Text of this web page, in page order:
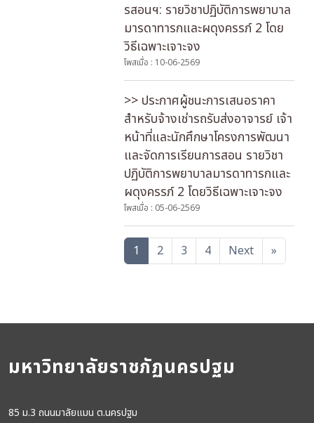
รสอนฯ: รายวิชาปฏิบัติการพยาบาล
มารดาทารกและผดุงครรภ์ 2 โดย
วิธีเฉพาะเจาะจง
โพสเมื่อ : 10-06-2569
>> ประกาศผู้ชนะการเสนอราคา
สําหรับจ้างเช่ารถรับส่งอาจารย์ เจ้า
หน้าที่และนักศึกษาโครงการพัฒนา
และจัดการเรียนการสอน รายวิชา
ปฏิบัติการพยาบาลมารดาทารกและ
ผดุงครรภ์ 2 โดยวิธีเฉพาะเจาะจง
โพสเมื่อ : 05-06-2569
1 2 3 4 Next »
มหาวิทยาลัยราชภัฏนครปฐม
85 ม.3 ถนนมาลัยแมน ต.นครปฐม